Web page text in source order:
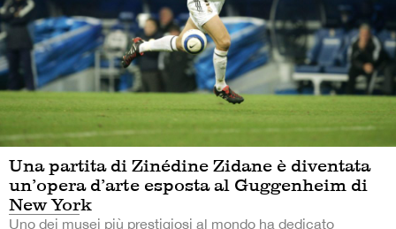
Una partita di Zinédine Zidane è diventata
un’opera d’arte esposta al Guggenheim di
New York
Uno dei musei più prestigiosi al mondo ha dedicato